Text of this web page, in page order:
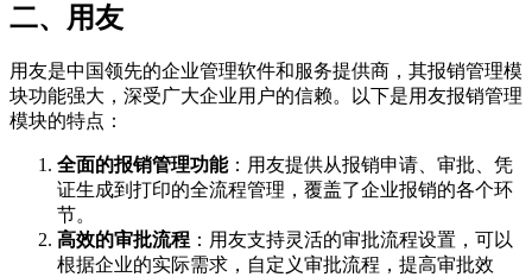
二、用友
用友是中国领先的企业管理软件和服务提供商，其报销管理模
块功能强大，深受广大企业用户的信赖。以下是用友报销管理
模块的特点：
全面的报销管理功能：用友提供从报销申请、审批、凭
证生成到打印的全流程管理，覆盖了企业报销的各个环
节。
高效的审批流程 ：用友支持灵活的审批流程设置，可以
根据企业的实际需求，自定义审批流程，提高审批效